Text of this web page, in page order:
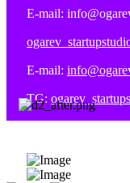
E-mail:
E-mail:
TG: